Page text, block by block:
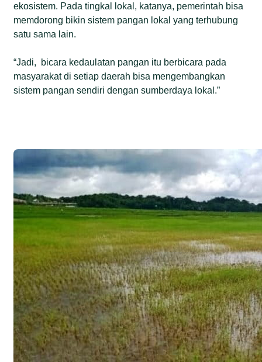
ekosistem. Pada tingkal lokal, katanya, pemerintah bisa
memdorong bikin sistem pangan lokal yang terhubung
satu sama lain.
“Jadi, bicara kedaulatan pangan itu berbicara pada
masyarakat di setiap daerah bisa mengembangkan
sistem pangan sendiri dengan sumberdaya lokal.”